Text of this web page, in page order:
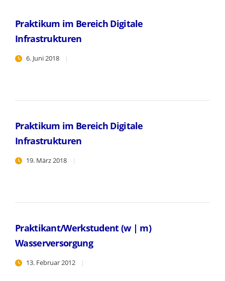
Praktikum im Bereich Digitale
Infrastrukturen
6. Juni 2018
Praktikum im Bereich Digitale
Infrastrukturen
19. März 2018
Praktikant/Werkstudent (w | m)
Wasserversorgung
13. Februar 2012